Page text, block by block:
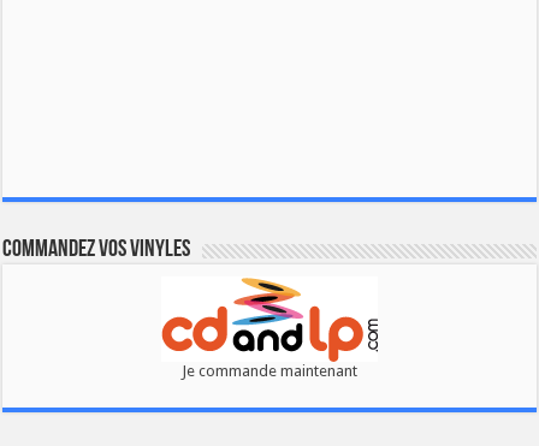
Commandez vos vinyles
Je commande maintenant